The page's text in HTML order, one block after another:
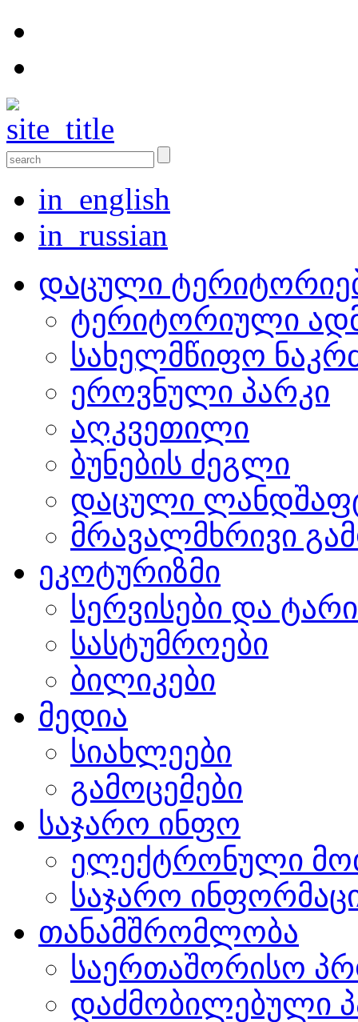
in_english
in_russian
დაცული
ტერიტორიული
სახელმწიფო
ეროვნული პარკი
აღკვეთილი
ბუნების ძეგლი
დაცული
მრავალმხრივი
ეკოტურიზმი
სერვისები და
სასტუმროები
ბილიკები
მედია
სიახლეები
გამოცემები
საჯარო ინფო
ელექტრონული
საჯარო
თანამშრომლობა
საერთაშორისო
დაძმობილებული